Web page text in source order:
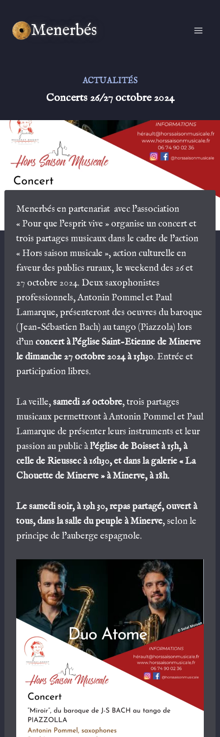
contenuMenerbés
ACTUALITÉS
Concerts 26/27 octobre 2024
Menerbés en partenariat avec l’association
« Pour que l’esprit vive » organise un concert et
trois partages musicaux dans le cadre de l’action
« Hors saison musicale », action culturelle en
faveur des publics ruraux, le weekend des 26 et
27 octobre 2024. Deux saxophonistes
professionnels, Antonin Pommel et Paul
Lamarque, présenteront des oeuvres du baroque
(Jean-Sébastien Bach) au tango (Piazzola) lors
d’un concert à l’église Saint-Etienne de Minerve
le dimanche 27 octobre 2024 à 15h30. Entrée et
participation libres.
La veille,samedi 26 octobre, trois partages
musicaux permettront à Antonin Pommel et Paul
Lamarque de présenter leurs instruments et leur
passion au public àl’église de Boisset à 15h, à
celle de Rieussec à 16h30, et dans la galerie « La
Chouette de Minerve » à Minerve, à 18h.
Le samedi soir, à 19h 30, repas partagé, ouvert à
tous, dans la salle du peuple à Minerve, selon le
principe de l’auberge espagnole.